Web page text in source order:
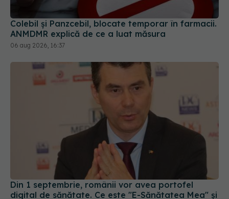
Colebil și Panzcebil, blocate temporar în farmacii.
ANMDMR explică de ce a luat măsura
06 aug 2026, 16:37
Din 1 septembrie, românii vor avea portofel
digital de sănătate. Ce este "E-Sănătatea Mea" și